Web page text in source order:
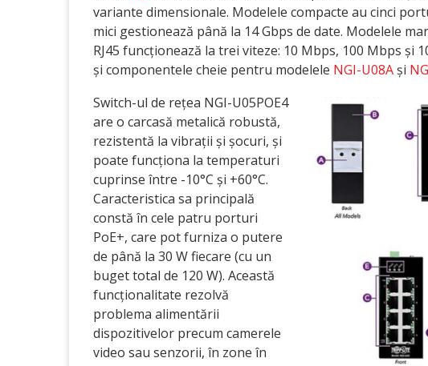
variante dimensionale. Modelele compacte au cinci
mici gestionează până la 14 Gbps de date. Modelele
RJ45 funcționează la trei viteze: 10 Mbps, 100 Mbps
și componentele cheie pentru modelele NGI-U08Ași
Switch-ul de rețea NGI-U05POE4
are o carcasă metalică robustă,
rezistentă la vibrații și șocuri, și
poate funcționa la temperaturi
cuprinse între -10°C și +60°C.
Caracteristica sa principală
constă în cele patru porturi
PoE+, care pot furniza o putere
de până la 30 W fiecare (cu un
buget total de 120 W). Această
funcționalitate rezolvă
problema alimentării
dispozitivelor precum camerele
video sau senzorii, în zone în